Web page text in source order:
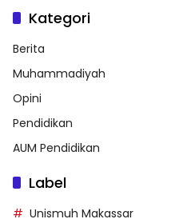
Kategori
Berita
Muhammadiyah
Opini
Pendidikan
AUM Pendidikan
Label
Unismuh Makassar